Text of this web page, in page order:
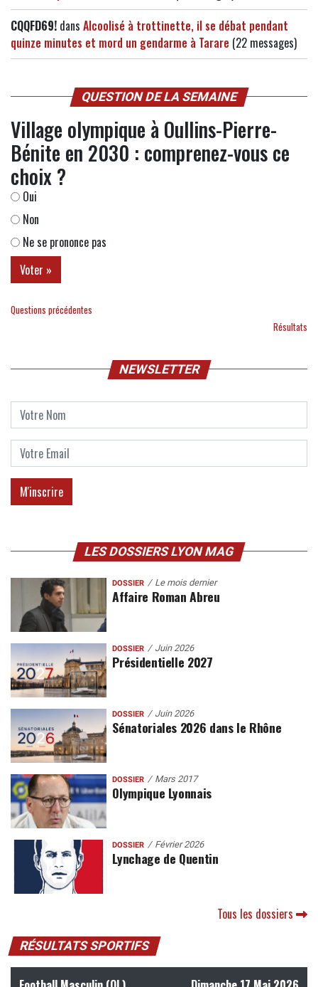
CQQFD69! dans Alcoolisé à trottinette, il se débat pendant
quinze minutes et mord un gendarme à Tarare (22 messages)
QUESTION DE LA SEMAINE
Village olympique à Oullins-Pierre-
Bénite en 2030 : comprenez-vous ce
choix ?
Oui
Non
Ne se prononce pas
Questions précédentes
Résultats
NEWSLETTER
LES DOSSIERS LYON MAG
DOSSIER Le mois dernier
Affaire Roman Abreu
DOSSIER Juin 2026
Présidentielle 2027
DOSSIER Juin 2026
Sénatoriales 2026 dans le Rhône
DOSSIER Mars 2017
Olympique Lyonnais
DOSSIER Février 2026
Lynchage de Quentin
Tous les dossiers
RÉSULTATS SPORTIFS